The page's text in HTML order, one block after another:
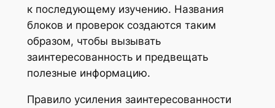
к последующему изучению. Названия
блоков и проверок создаются таким
образом, чтобы вызывать
заинтересованность и предвещать
полезные информацию.
Правило усиления заинтересованности